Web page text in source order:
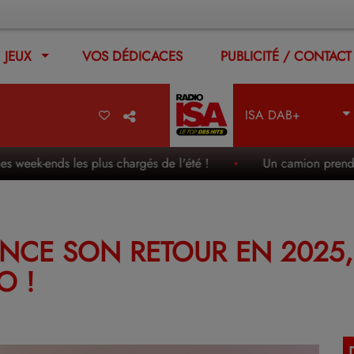
JEUX VOS DÉDICACES PUBLICITÉ / CONTACT
ISA DAB+
ends les plus chargés de l'été ! Un camion prend feu
SON RETOUR EN 2025,
!